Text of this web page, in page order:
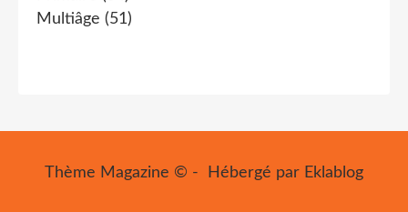
Multiâge (51)
Thème Magazine © - Hébergé par Eklablog